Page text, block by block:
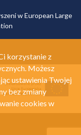
w European Large
korzystanie z
Możesz
ustawienia Twojej
bez zmiany
cookies w